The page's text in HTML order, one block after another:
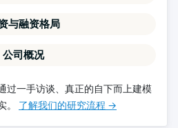
与融资格局
公司概况
过一手访谈、真正的自下而上建模
。 了解我们的研究流程 →